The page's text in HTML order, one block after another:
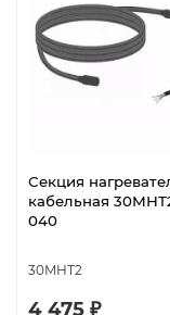
Секция
кабельная
040
30МНТ2
4 475 ₽